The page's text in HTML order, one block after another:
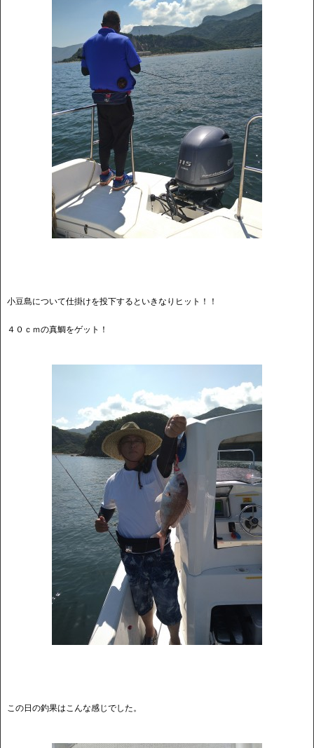
小豆島について仕掛けを投下するといきなりヒット！！
４０ｃｍの真鯛をゲット！
この日の釣果はこんな感じでした。